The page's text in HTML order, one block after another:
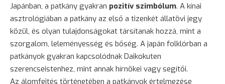
Japánban, a patkány gyakran pozitív szimbólum. A kínai
asztrológiában a patkány az első a tizenkét állatövi jegy
közül, és olyan tulajdonságokat társítanak hozzá, mint a
szorgalom, leleményesség és bőség. A japán folklórban a
patkányok gyakran kapcsolódnak Daikokuten
szerencseistenhez, mint annak hírnökei vagy segítői.
Az álomfejtés történetében a patkányok értelmezése